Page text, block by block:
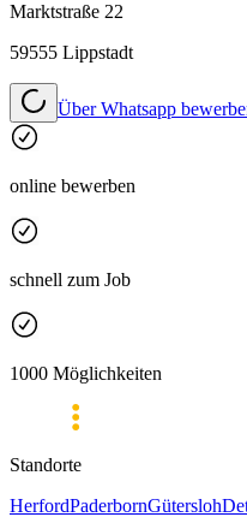
Marktstraße 22
59555 Lippstadt
Über Whatsapp
online bewerben
schnell zum Job
1000 Möglichkeiten
Standorte
HerfordPaderbornGütersloh